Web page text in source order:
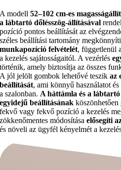
A modell52–102 cm-es
a lábtartó dőlésszög-állításával
pozíció pontos beállítását az
széles beállítási tartomány
munkapozíció felvételét, függetlenül
a kezelés sajátosságaitól. A vezérlés
történik, amely biztosítja az összes
A jól jelölt gombok lehetővé teszikaz
beállítását, ami könnyű használatot
a szalonban.A háttámla és a lábtartó
egyidejű beállításának
fekvő vagy fekvő pozíció a kezelés
zökkenőmentes módosításaelősegíti
és növeli az ügyfél kényelmét a